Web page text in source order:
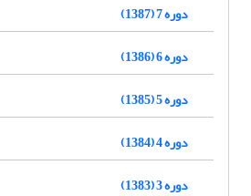
دوره 7 (1387)
دوره 6 (1386)
دوره 5 (1385)
دوره 4 (1384)
دوره 3 (1383)